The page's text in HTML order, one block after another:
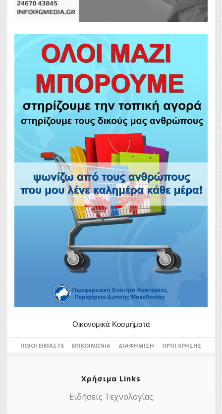
Οικονομικά Κοσμήματα
ΠΟΙΟΙ ΕΊΜΑΣΤΕ ΕΠΙΚΟΙΝΩΝΊΑ ΔΙΑΦΉΜΙΣΗ ΌΡΟΙ ΧΡΉΣΗΣ
Χρήσιμα Links
Ειδήσεις Τεχνολογίας